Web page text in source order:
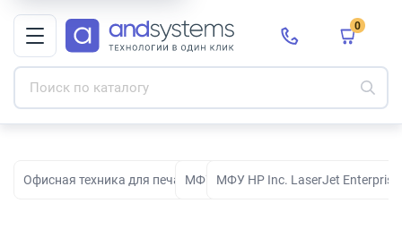
0
Офисная техника для печати, сканирования и
МФУ МФУ HP Inc. LaserJet